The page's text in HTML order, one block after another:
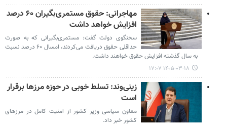
مهاجرانی: حقوق مستمری‌بگیران ۶۰ درصد
افزایش خواهد داشت
سخنگوی دولت گفت: مستمری‌بگیرانی که به‌ صورت
حداقلی حقوق دریافت می‌کردند، امسال ۶۰ درصد نسبت
به سال گذشته افزایش حقوق خواهند داشت.
۱۴۰۵-۰۳-۱۸ ۱۷:۰۷
زینی‌وند: تسلط خوبی در حوزه مرزها برقرار
است
معاون سیاسی وزیر کشور از امنیت کامل در مرزهای
کشور خبر داد.